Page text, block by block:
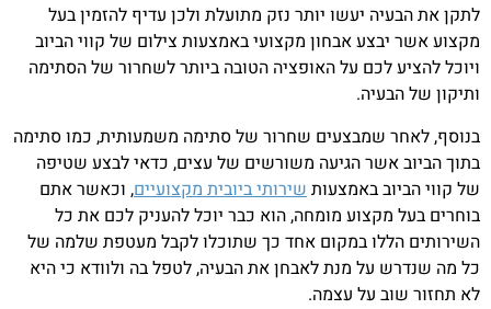
לתקן את הבעיה יעשו יותר נזק מתועלת ולכן עדיף להזמין בעל
מקצוע אשר יבצע אבחון מקצועי באמצעות צילום של קווי הביוב
ויוכל להציע לכם על האופציה הטובה ביותר לשחרור של הסתימה
ותיקון של הבעיה.
בנוסף, לאחר שמבצעים שחרור של סתימה משמעותית, כמו סתימה
בתוך הביוב אשר הגיעה משורשים של עצים, כדאי לבצע שטיפה
של קווי הביוב באמצעות שירותי ביובית מקצועיים, וכאשר אתם
בוחרים בעל מקצוע מומחה, הוא כבר יוכל להעניק לכם את כל
השירותים הללו במקום אחד כך שתוכלו לקבל מעטפת שלמה של
כל מה שנדרש על מנת לאבחן את הבעיה, לטפל בה ולוודא כי היא
לא תחזור שוב על עצמה.